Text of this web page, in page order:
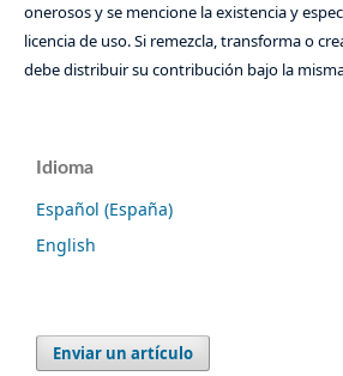
onerosos y se mencione la existencia y
licencia de uso. Si remezcla, transforma o
debe distribuir su contribución bajo la
Idioma
Español (España)
English
Enviar un artículo